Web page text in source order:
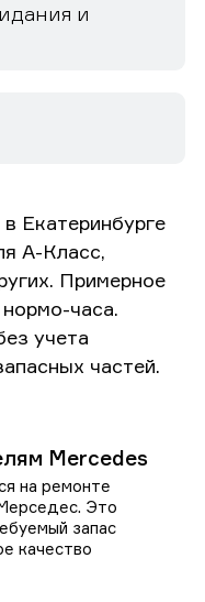
и
Екатеринбурге
А-Класс,
Примерное
часа.
учета
частей.
Mercedes
на ремонте
Это
запас
качество